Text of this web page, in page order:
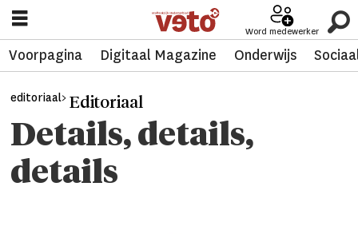
Word medewerker
Voorpagina Digitaal Magazine Onderwijs
editoriaal> Editoriaal
Details, details,
details